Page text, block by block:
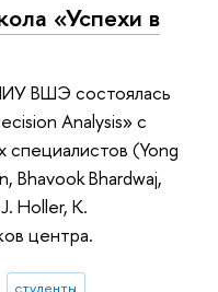
«Успехи в
ВШЭ состоялась
Analysis» c
специалистов (Yong
Bhavook Bhardwaj,
Holler, K.
центра.
студенты